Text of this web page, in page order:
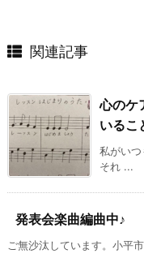
関連記事
心のケ
いるこ
私がいつ
それ ...
発表会楽曲編曲中♪
ご無沙汰しています。小平